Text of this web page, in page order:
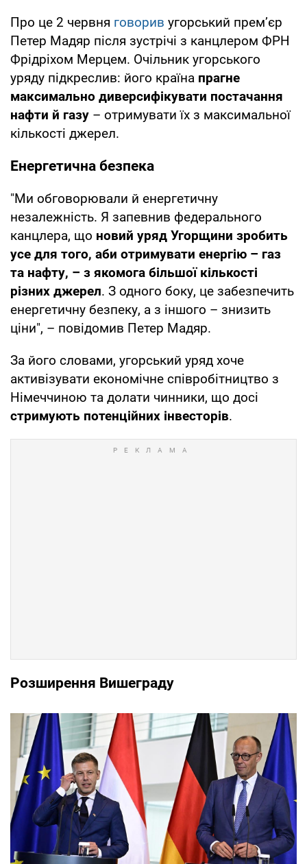
Про це 2 червня говорив угорський прем’єр
Петер Мадяр після зустрічі з канцлером ФРН
Фрідріхом Мерцем. Очільник угорського
уряду підкреслив: його країна прагне
максимально диверсифікувати постачання
нафти й газу – отримувати їх з максимальної
кількості джерел.
Енергетична безпека
"Ми обговорювали й енергетичну
незалежність. Я запевнив федерального
канцлера, що новий уряд Угорщини зробить
усе для того, аби отримувати енергію – газ
та нафту, – з якомога більшої кількості
різних джерел. З одного боку, це забезпечить
енергетичну безпеку, а з іншого – знизить
ціни", – повідомив Петер Мадяр.
За його словами, угорський уряд хоче
активізувати економічне співробітництво з
Німеччиною та долати чинники, що досі
стримують потенційних інвесторів.
Розширення Вишеграду